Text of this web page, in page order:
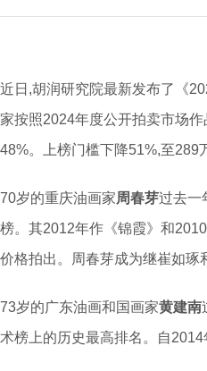
近日,胡润研究院最新发布了《
家按照2024年度公开拍卖市场
48%。上榜门槛下降51%,至289
70岁的重庆油画家周春芽过去一
榜。其2012年作《锦霞》和
价格拍出。周春芽成为继崔如琢
73岁的广东油画和国画家黄建南
术榜上的历史最高排名。自